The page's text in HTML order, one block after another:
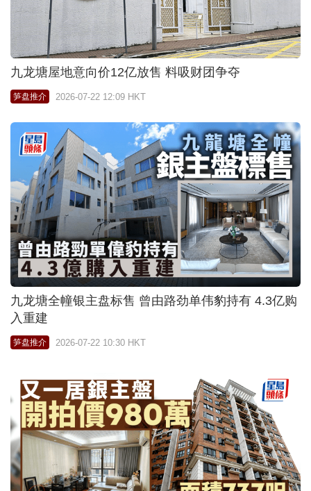
九龙塘屋地意向价12亿放售 料吸财团争夺
笋盘推介 2026-07-22 12:09 HKT
九龙塘全幢银主盘标售 曾由路劲单伟豹持有 4.3亿购
入重建
笋盘推介 2026-07-22 10:30 HKT